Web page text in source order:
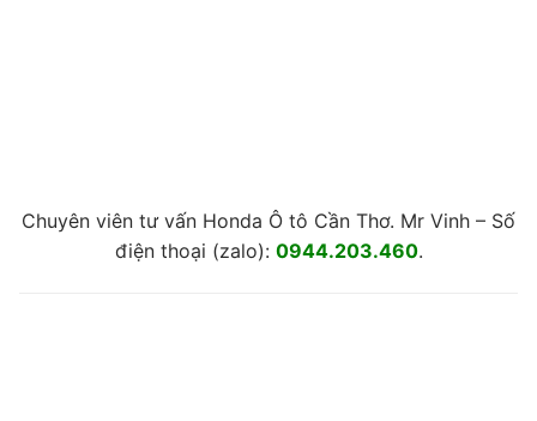
Chuyên viên tư vấn Honda Ô tô Cần Thơ. Mr Vinh – Số
điện thoại (zalo): 0944.203.460.